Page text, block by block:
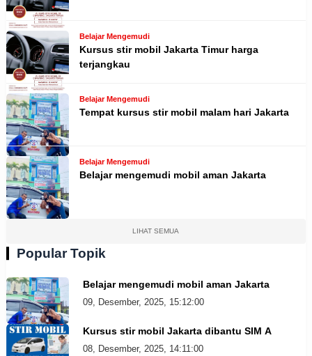
Belajar Mengemudi
Kursus stir mobil Jakarta Timur harga
terjangkau
Belajar Mengemudi
Tempat kursus stir mobil malam hari Jakarta
Belajar Mengemudi
Belajar mengemudi mobil aman Jakarta
LIHAT SEMUA
Popular Topik
Belajar mengemudi mobil aman Jakarta
09, Desember, 2025, 15:12:00
Kursus stir mobil Jakarta dibantu SIM A
08, Desember, 2025, 14:11:00